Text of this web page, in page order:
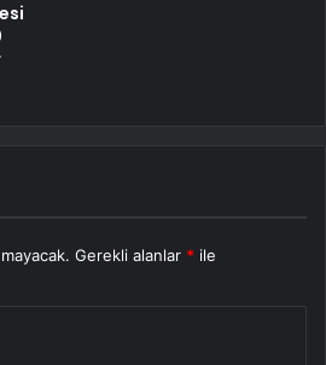
Gerekli alanlar * ile